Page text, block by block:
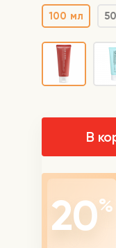
100 мл
В
20%